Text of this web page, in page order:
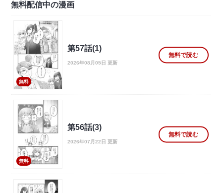
無料配信中の漫画
無料
第57話(1)
2026年08月05日 更新
無料で読む
無料
第56話(3)
2026年07月22日 更新
無料で読む